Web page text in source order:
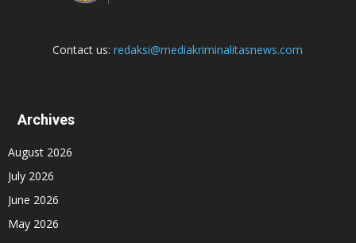
Contact us:redaksi@mediakriminalitasnews.com
Archives
August 2026
July 2026
June 2026
May 2026